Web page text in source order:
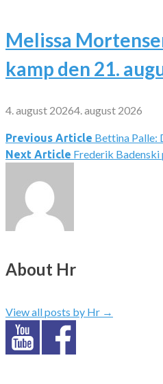
Melissa
kamp den 21.
4. august 20264. august 2026
Previous Article Bettina Palle:
Next Article Frederik
About Hr
View all posts by Hr →